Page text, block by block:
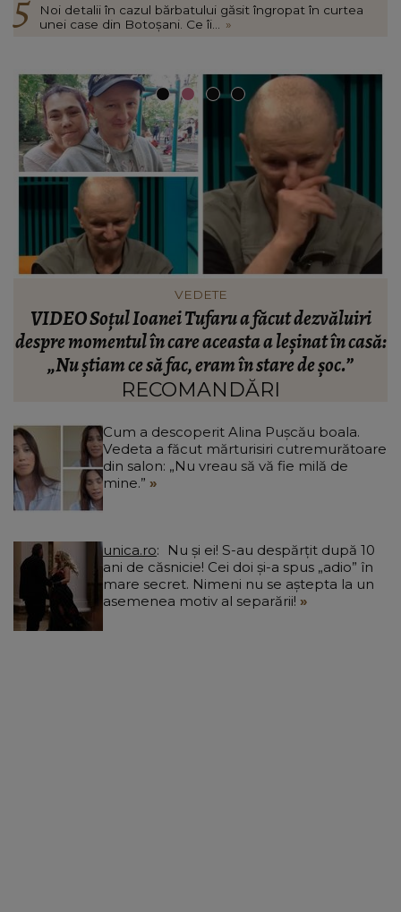
Noi detalii în cazul bărbatului găsit îngropat în curtea
unei case din Botoșani. Ce îi... »
VEDETE
Cătălin Crișan dezvăluie motivul despărțirii de
Camelia Tabără. Ce a spus artistul despre
standardele fostei partenere: „Nu pot să...”
RECOMANDĂRI
Cum a descoperit Alina Pușcău boala.
Vedeta a făcut mărturisiri cutremurătoare
din salon: „Nu vreau să vă fie milă de
mine.”
unica.ro
ani de căsnicie! Cei doi și-a spus „adio” în
mare secret. Nimeni nu se aștepta la un
asemenea motiv al separării!